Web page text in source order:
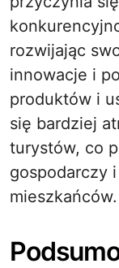
rozwijając
innowacje i
produktów i
się bardziej
turystów, co
gospodarczy
mieszkańców.